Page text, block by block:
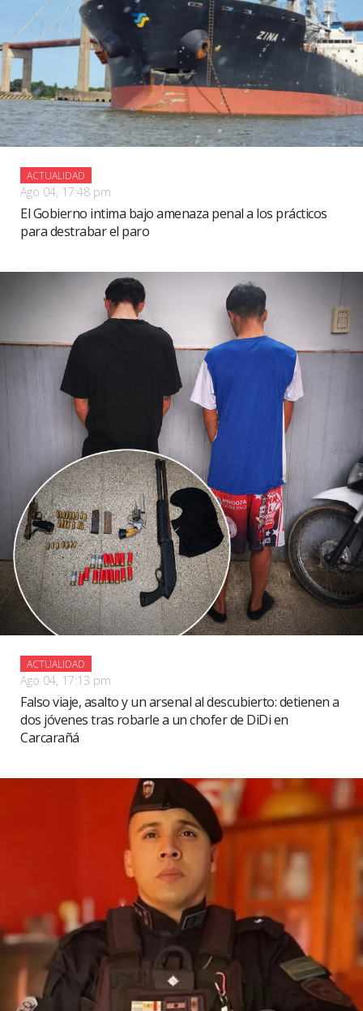
ACTUALIDAD
Ago 04, 17:48 pm
El Gobierno intima bajo amenaza penal a los prácticos
para destrabar el paro
ACTUALIDAD
Ago 04, 17:13 pm
Falso viaje, asalto y un arsenal al descubierto: detienen a
dos jóvenes tras robarle a un chofer de DiDi en
Carcarañá